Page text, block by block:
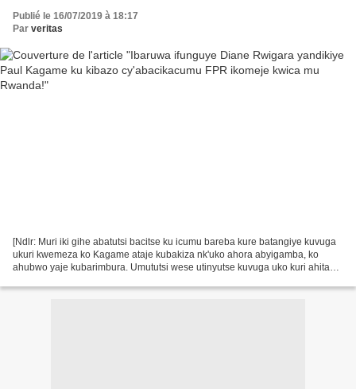
Publié le 16/07/2019 à 18:17
Par veritas
[Ndlr: Muri iki gihe abatutsi bacitse ku icumu bareba kure batangiye kuvuga
ukuri kwemeza ko Kagame ataje kubakiza nk'uko ahora abyigamba, ko
ahubwo yaje kubarimbura. Umututsi wese utinyutse kuvuga uko kuri ahita